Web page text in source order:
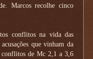
Marcos recolhe cinco
conflitos na vida das
que vinham da
conflitos de Mc 2,1 a 3,6